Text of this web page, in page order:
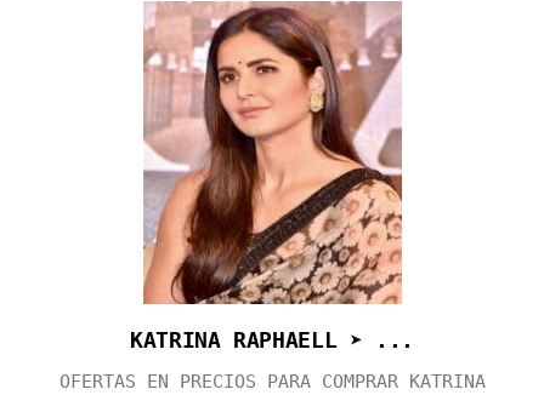
KATRINA RAPHAELL ➤ ...
OFERTAS EN PRECIOS PARA COMPRAR KATRINA